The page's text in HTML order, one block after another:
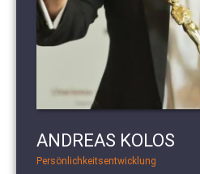
ANDREAS KOLOS
Persönlichkeitsentwicklung